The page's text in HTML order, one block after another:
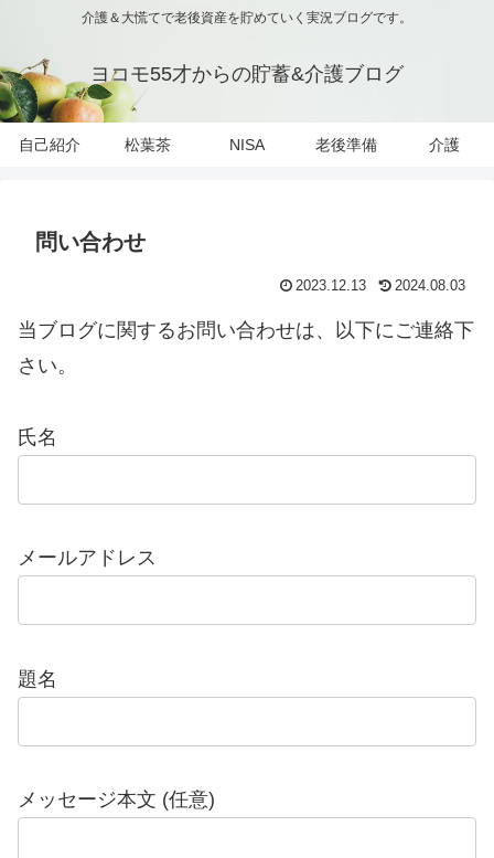
介護＆大慌てで老後資産を貯めていく実況ブログです。
ヨコモ55才からの貯蓄&介護ブログ
自己紹介 松葉茶 NISA 老後準備 介護
問い合わせ
2023.12.13 2024.08.03
当ブログに関するお問い合わせは、以下にご連絡下
さい。
氏名
メールアドレス
題名
メッセージ本文 (任意)